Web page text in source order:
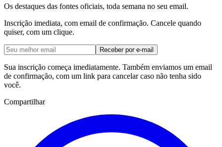
Os destaques das fontes oficiais, toda semana no seu email.
Inscrição imediata, com email de confirmação. Cancele quando
quiser, com um clique.
Receber por e-mail
Sua inscrição começa imediatamente. Também enviamos um email
de confirmação, com um link para cancelar caso não tenha sido
você.
Compartilhar